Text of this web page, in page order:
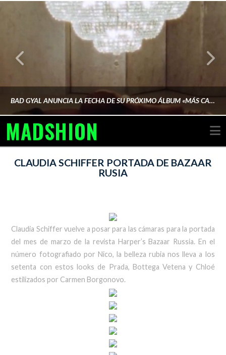
BAD GYAL ANUNCIA LA FECHA DE SU PRÓXIMO ÁLBUM «MÁS CARA»
MADSHION
CLAUDIA SCHIFFER PORTADA DE BAZAAR
RUSIA
Claudia Schiffer vuelve a posar para las cámaras para la portada
del mes de marzo de la revista Harper’s Bazaar Russia. En el
número fotografiado por Nico, la belleza rubia nos lleva a los
setenta con estos looks de Prada, Bottega Vetena y Chloé
estilizados por Carmen Borgonovo.